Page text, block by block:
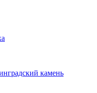
камень